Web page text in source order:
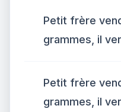
Petit frère
grammes, il
Petit frère
grammes, il